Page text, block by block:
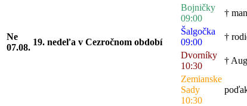
Ne
07.08.
19. nedeľa v Cezročnom období
Bojničky
09:00
†
Šalgočka
09:00
†
Dvorníky
10:30
†
Zemianske
Sady
10:30